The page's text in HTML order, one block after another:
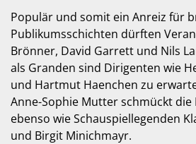
Populär und somit ein Anreiz für
Publikumsschichten dürften
Brönner, David Garrett und Nils
als Granden sind Dirigenten wie
und Hartmut Haenchen zu
Anne-Sophie Mutter schmückt die
ebenso wie Schauspiellegenden
und Birgit Minichmayr.